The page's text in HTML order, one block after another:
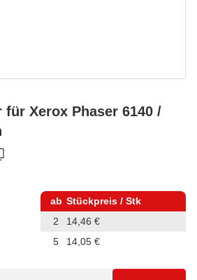
Xerox Phaser 6140 /
ab Stückpreis / Stk
2
14,46 €
5
14,05 €